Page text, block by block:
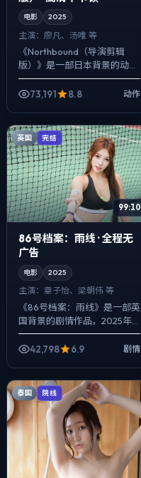
电影 2025
主演： 廖凡、汤唯 等
《Northbound（导演剪辑
版）》是一部日本背景的动作
作品，2025年公映，由郭帆
执导，廖凡、汤唯、大鹏等主
73,191 8.8 动作
英国 完结
99:10
86号档案：雨线 · 全程无
广告
电影 2025
主演： 章子怡、梁朝伟 等
《86号档案：雨线》是一部英
国背景的剧情作品，2025年
公映，由韦斯·安德森执导，章
子怡、梁朝伟、赵涛等主演。
42,798 6.9 剧情
泰国 院线